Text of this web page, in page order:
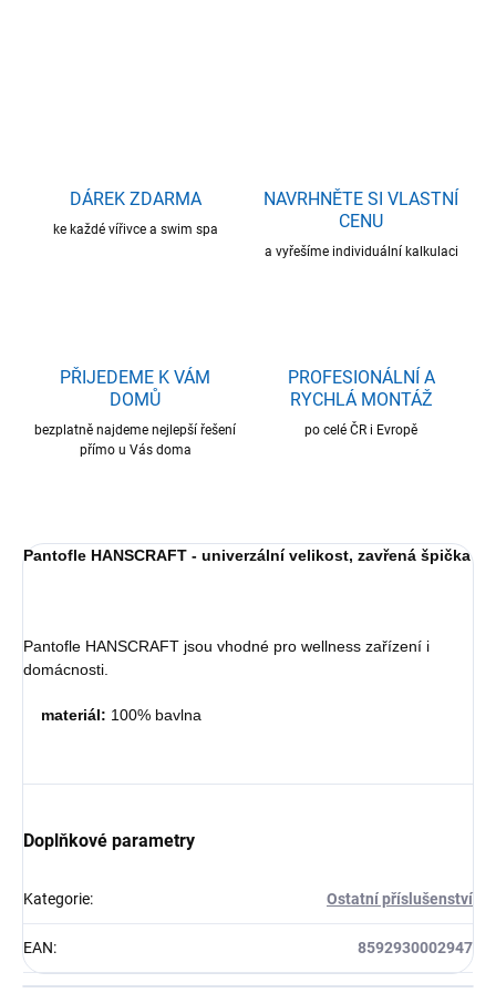
DÁREK ZDARMA
ke každé vířivce a swim spa
NAVRHNĚTE SI VLASTNÍ
CENU
a vyřešíme individuální kalkulaci
PŘIJEDEME K VÁM
DOMŮ
bezplatně najdeme nejlepší řešení
přímo u Vás doma
PROFESIONÁLNÍ A
RYCHLÁ MONTÁŽ
po celé ČR i Evropě
Pantofle HANSCRAFT - univerzální velikost, zavřená špička
Pantofle HANSCRAFT jsou vhodné pro wellness zařízení i
domácnosti.
materiál: 100% bavlna
Doplňkové parametry
Kategorie: Ostatní příslušenství
EAN: 8592930002947